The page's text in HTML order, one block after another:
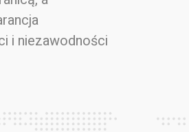
i niezawodności